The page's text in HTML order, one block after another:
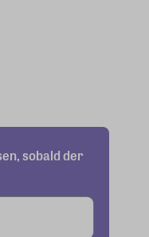
sobald der